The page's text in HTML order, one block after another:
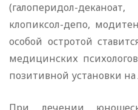
(галоперидол-
клопиксол-депо,
особой остротой
медицинских
позитивной установки